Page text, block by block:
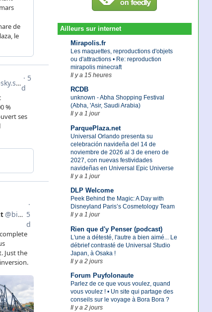
Ailleurs sur internet
Mirapolis.fr
Les maquettes, reproductions d'objets
ou d'attractions • Re: reproduction
mirapolis minecraft
Il y a 15 heures
RCDB
unknown - Abha Shopping Festival
(Abha, 'Asir, Saudi Arabia)
Il y a 1 jour
ParquePlaza.net
Universal Orlando presenta su
celebración navideña del 14 de
noviembre de 2026 al 3 de enero de
2027, con nuevas festividades
navideñas en Universal Epic Universe
Il y a 1 jour
DLP Welcome
Peek Behind the Magic: A Day with
Disneyland Paris’s Cosmetology Team
Il y a 1 jour
Rien que d'y Penser (podcast)
L'une a détesté, l'autre a bien aimé... Le
débrief contrasté de Universal Studio
Japan, à Osaka !
Il y a 2 jours
Forum Puyfolonaute
Parlez de ce que vous voulez, quand
vous voulez ! • Un site qui partage des
conseils sur le voyage à Bora Bora ?
Il y a 2 jours